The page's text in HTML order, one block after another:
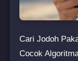
Cari Jodoh
Cocok